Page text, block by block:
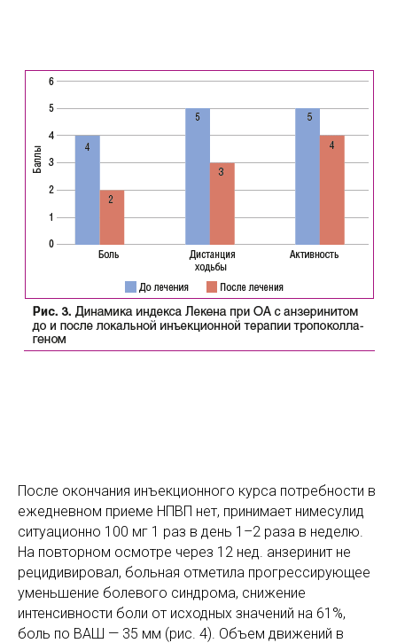
После окончания инъекционного курса потребности в
ежедневном приеме НПВП нет, принимает нимесулид
ситуационно 100 мг 1 раз в день 1–2 раза в неделю.
На повторном осмотре через 12 нед. анзеринит не
рецидивировал, больная отметила прогрессирующее
уменьшение болевого синдрома, снижение
интенсивности боли от исходных значений на 61%,
боль по ВАШ — 35 мм (рис. 4). Объем движений в